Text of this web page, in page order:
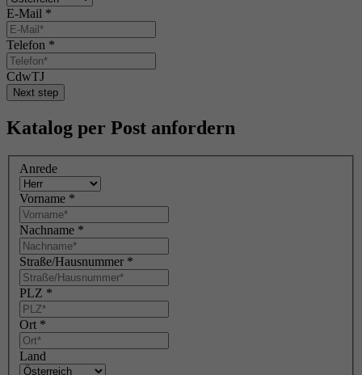
E-Mail *
Telefon *
CdwTJ
Next step
Katalog per Post anfordern
Anrede
Vorname *
Nachname *
Straße/Hausnummer *
PLZ *
Ort *
Land